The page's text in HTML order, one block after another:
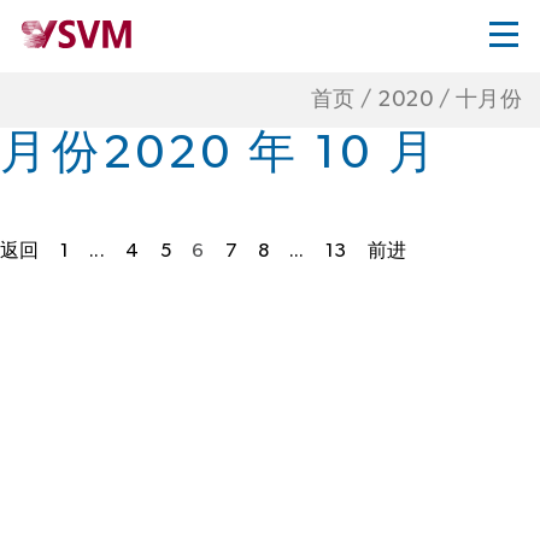
首页 / 2020 / 十月份
月份2020 年 10 月
帖
返回 1 ... 4 5 6 7 8 ... 13 前进